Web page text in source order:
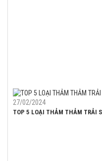
27/02/2024
TOP 5 LOẠI THẢM THẢM TRẢI